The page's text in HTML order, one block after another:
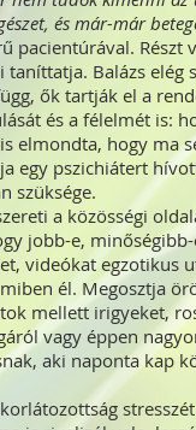
és már-már
pacientúrával. Részt
Balázs elég
ők tartják el a
és a félelmét is:
elmondta, hogy ma
egy pszichiátert
szüksége.
a közösségi
jobb-e,
videókat egzotikus
él. Megosztja
mellett irigyeket,
vagy éppen
aki naponta kap